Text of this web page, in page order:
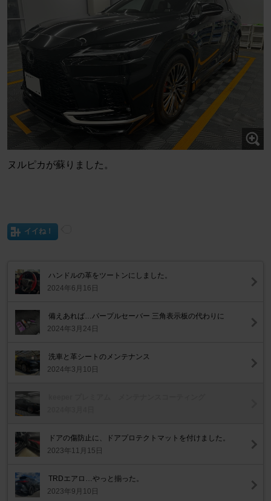
ヌルピカが蘇りました。
イイね！
ハンドルの革をツートンにしました。
2024年6月16日
備えあれば…パープルセーバー 三角表示板の代わりに
2024年3月24日
洗車と革シートのメンテナンス
2024年3月10日
ドアの傷防止に、ドアプロテクトマットを付けました。
2023年11月15日
TRDエアロ…やっと揃った。
2023年9月10日